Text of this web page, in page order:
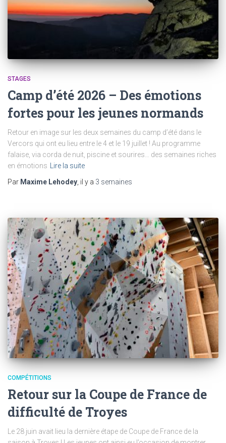
STAGES
Camp d’été 2026 – Des émotions
fortes pour les jeunes normands
Retour en image sur les deux semaines du camp d’été dans le
Vercors qui ont eu lieu entre le 4 et le 19 juillet ! Au programme
falaise, via corda de nuit, piscine et sourires… des semaines riches
en émotions
Lire la suite
Par Maxime Lehodey , il y a 3 semaines
COMPÉTITIONS
Retour sur la Coupe de France de
difficulté de Troyes
Le 28 juin avait lieu la dernière étape de Coupe de France de la